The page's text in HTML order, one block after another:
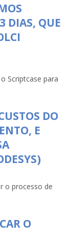
DIAS, QUE
Scriptcase para
DO
E
o processo de
O